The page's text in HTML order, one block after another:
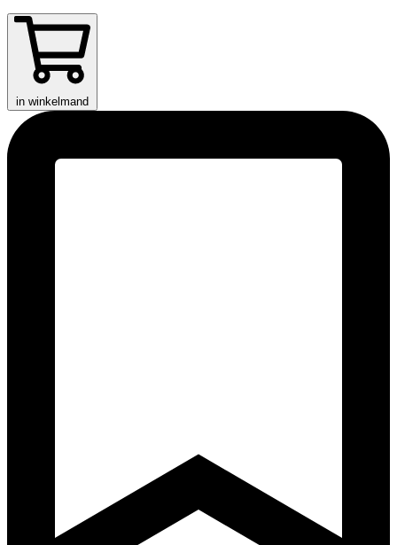
in winkelmand